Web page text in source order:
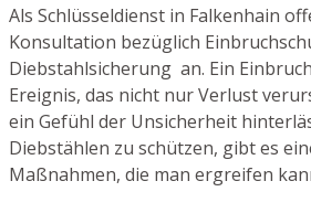
Als Schlüsseldienst in Falkenhain
Konsultation bezüglich
Diebstahlsicherung an. Ein
Ereignis, das nicht nur Verlust
ein Gefühl der Unsicherheit
Diebstählen zu schützen, gibt es
Maßnahmen, die man ergreifen